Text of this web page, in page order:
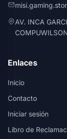
AV. INCA
Enlaces
Inicio
Contacto
Iniciar sesión
Libro de